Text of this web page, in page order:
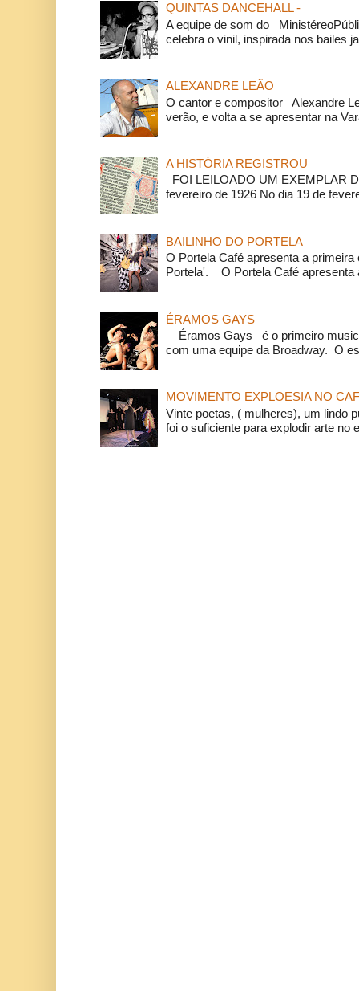
QUINTAS DANCEHALL -
A equipe de som do
celebra o vinil, inspirada nos bailes
ALEXANDRE LEÃO
O cantor e compositor Alexandre
verão, e volta a se apresentar na
A HISTÓRIA REGISTROU
FOI LEILOADO UM EXEMPLAR
fevereiro de 1926 No dia 19 de
BAILINHO DO PORTELA
O Portela Café apresenta a
Portela'. O Portela Café apresenta
ÉRAMOS GAYS
Éramos Gays é o primeiro
com uma equipe da Broadway. O
MOVIMENTO EXPLOESIA NO
Vinte poetas, ( mulheres), um lindo
foi o suficiente para explodir arte no